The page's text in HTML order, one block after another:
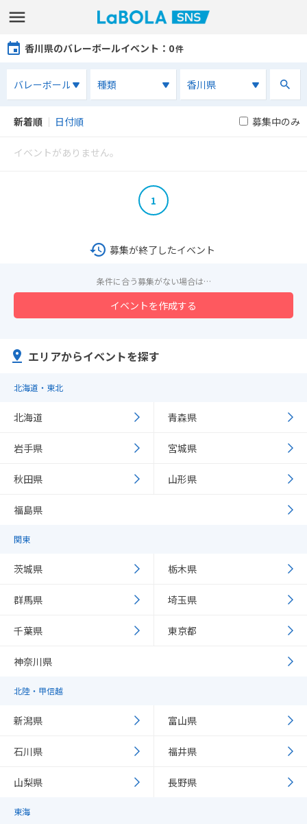
香川県のバレーボールイベント ：0件
新着順 ｜ 日付順 募集中のみ
イベントがありません。
1
募集が終了したイベント
条件に合う募集がない場合は…
イベントを作成する
エリアからイベントを探す
北海道・東北
北海道 青森県
岩手県 宮城県
秋田県 山形県
福島県
関東
茨城県 栃木県
群馬県 埼玉県
千葉県 東京都
神奈川県
北陸・甲信越
新潟県 富山県
石川県 福井県
山梨県 長野県
東海